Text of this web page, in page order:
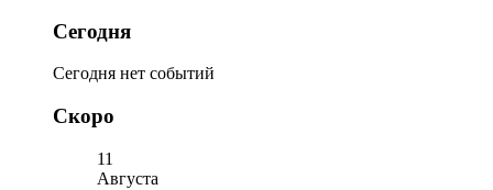
Сегодня
Сегодня нет событий
Скоро
11
Августа